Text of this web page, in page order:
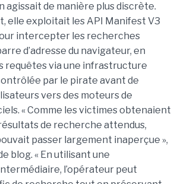
de manière plus discrète.
elle exploitait les API Manifest V3
intercepter les recherches
d’adresse du navigateur, en
requêtes via une infrastructure
par le pirate avant de
vers des moteurs de
« Comme les victimes obtenaient
de recherche attendus,
passer largement inaperçue »,
blog. « En utilisant une
l’opérateur peut